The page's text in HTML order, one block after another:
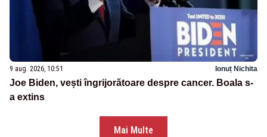
9 aug. 2026, 10:51 Ionuț Nichita
Joe Biden, vești îngrijorătoare despre cancer. Boala s-
a extins
Mai Multe